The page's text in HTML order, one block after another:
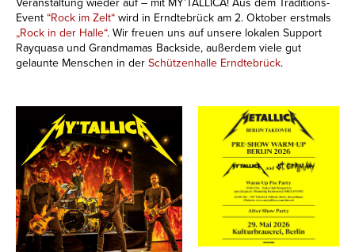
Event “Rock im Zelt“ wird in Erndtebrück am 2. Oktober erstmals
„Rock in der Halle“. Wir freuen uns auf unsere lokalen Support
Rayquasa und Grandmamas Backside, außerdem viele gut
gelaunte Menschen in der Schützenhalle Erndtebrück.